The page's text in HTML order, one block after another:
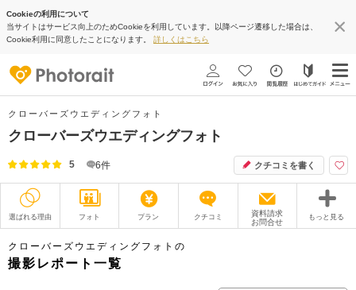
Cookieの利用について
当サイトはサービス向上のためCookieを利用しています。以降ページ遷移した場合は、
Cookie利用に同意したことになります。 詳しくはこちら
クローバーズウエディングフォト
クローバーズウエディングフォト
5 6件 クチコミを書く
選ばれる理由 フォト プラン クチコミ
資料請求
お問合せ
もっと見る
撮影レポート
クローバーズウエディングフォトの
撮影レポート一覧